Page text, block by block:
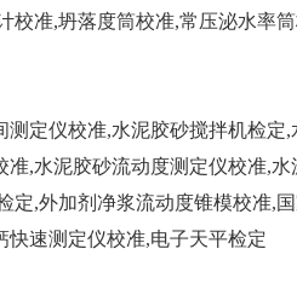
校准,坍落度筒校准,常压泌水率
测定仪校准,水泥胶砂搅拌机检
准,水泥胶砂流动度测定仪校准,
定,外加剂净浆流动度锥模校准,
快速测定仪校准,电子天平检定